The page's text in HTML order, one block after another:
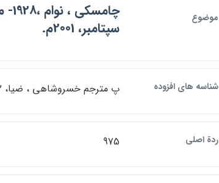
موضوع
سپتامبر، 2001م.
شناسه هاي افزوده پ مترجم خسروشاهي ، ضيا، 1322-
ردة اصلي 975